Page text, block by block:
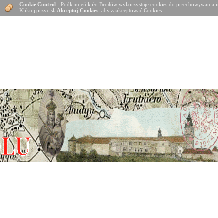
Cookie Control - Podkamień koło Brodów wykorzystuje cookies do
Kliknij przycisk Akceptuj Cookies , aby zaakceptować Cookies.